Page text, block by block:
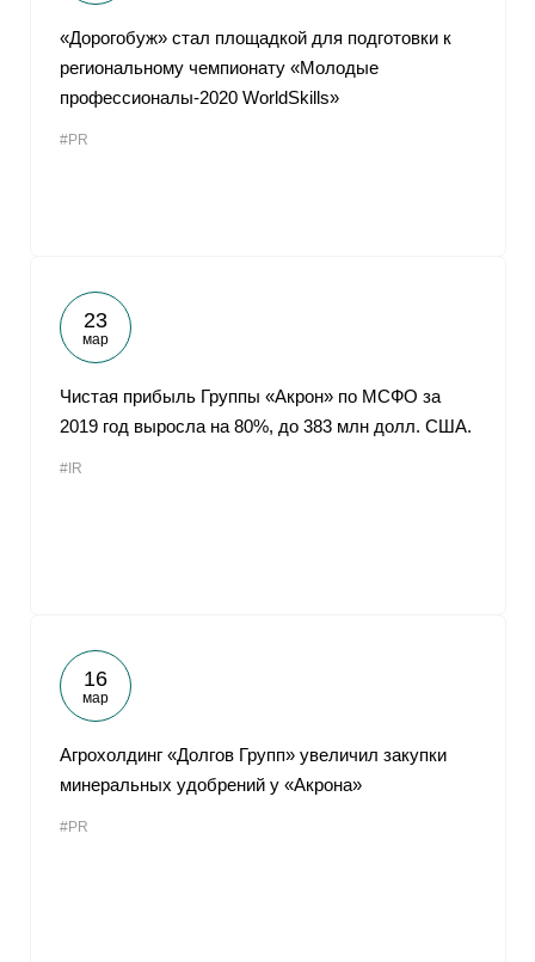
«Дорогобуж» стал площадкой для подготовки к
региональному чемпионату «Молодые
профессионалы-2020 WorldSkills»
#PR
23
мар
Чистая прибыль Группы «Акрон» по МСФО за
2019 год выросла на 80%, до 383 млн долл. США.
#IR
16
мар
Агрохолдинг «Долгов Групп» увеличил закупки
минеральных удобрений у «Акрона»
#PR